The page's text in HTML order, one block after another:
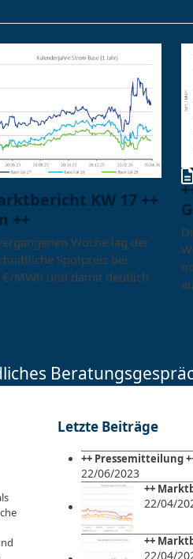
KW 17 ++
++
Woche lag der
Spotpreis bei
€/MWh und damit deutlich
Letzte Beiträge
++ Pressemitteilung
22/06/2023
++
22/04/
++
22/04/